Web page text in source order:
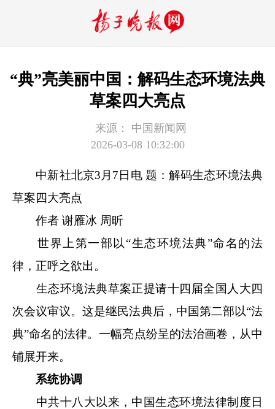
“典”亮美丽中国：解码生态环境法典
草案四大亮点
来源：
中国新闻网
2026-03-08 10:32:00
中新社北京3月7日电 题：解码生态环境法典
草案四大亮点
作者 谢雁冰 周昕
世界上第一部以“生态环境法典”命名的法
律，正呼之欲出。
生态环境法典草案正提请十四届全国人大四
次会议审议。这是继民法典后，中国第二部以“法
典”命名的法律。一幅亮点纷呈的法治画卷，从中
铺展开来。
系统协调
中共十八大以来，中国生态环境法律制度日